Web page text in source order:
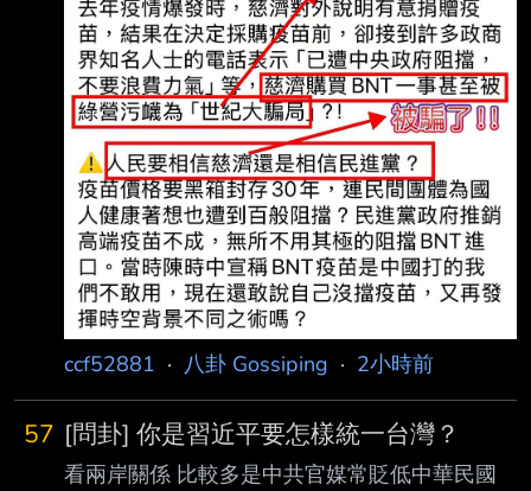
覺得不大能接受，達成世界名列前茅防疫工作，
為何還要道歉？幾年後，自己懂了。「你會為大
家覺得的不完美而道歉。不是被迫也不是虛
偽，而是一種對事理的明白」。他也提到，「陳
時中曾告訴自己，掌聲的背後就
ccf52881 · 八卦 Gossiping · 2小時前
57 [問卦] 你是習近平要怎樣統一台灣？
看兩岸關係 比較多是中共官媒常貶低中華民國